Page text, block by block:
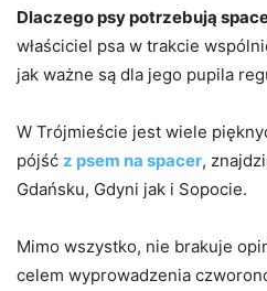
Dlaczego psy potrzebują
właściciel psa w trakcie
jak ważne są dla jego pupila
W Trójmieście jest wiele
pójść z psem na spacer,
Gdańsku, Gdyni jak i Sopocie.
Mimo wszystko, nie brakuje
celem wyprowadzenia